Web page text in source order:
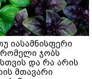
იასამნისფერი
რომელი ჯობს
და რა არის
მთავარი